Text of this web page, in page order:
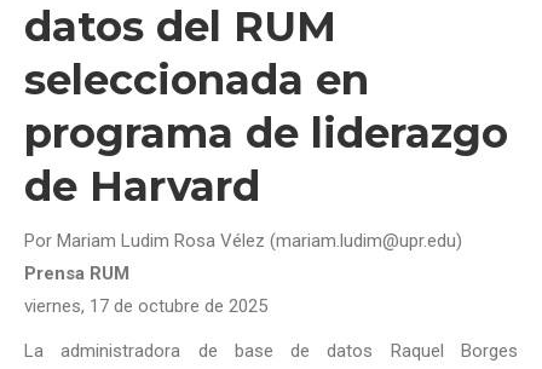
datos del RUM
seleccionada en
programa de liderazgo
de Harvard
Por Mariam Ludim Rosa Vélez (mariam.ludim@upr.edu)
Prensa RUM
viernes, 17 de octubre de 2025
La administradora de base de datos Raquel Borges